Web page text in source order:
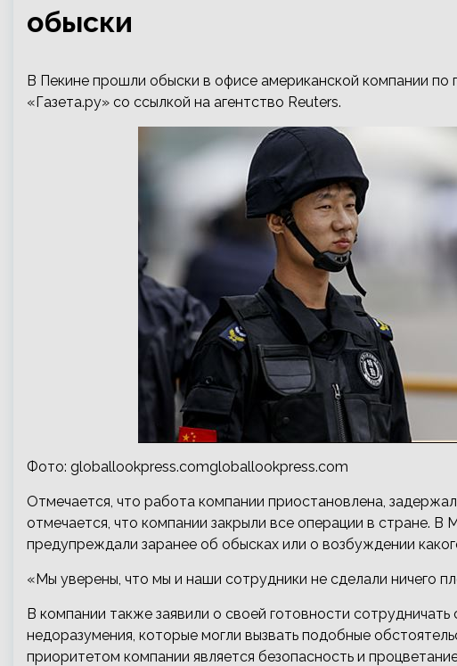
обыски
В Пекине прошли обыски в офисе американской компании
«Газета.ру» со ссылкой на агентство Reuters.
Фото: globallookpress.comgloballookpress.com
Отмечается, что работа компании приостановлена,
отмечается, что компании закрыли все операции в стране. В
предупреждали заранее об обысках или о возбуждении
«Мы уверены, что мы и наши сотрудники не сделали ничего
В компании также заявили о своей готовности
недоразумения, которые могли вызвать подобные
приоритетом компании является безопасность и